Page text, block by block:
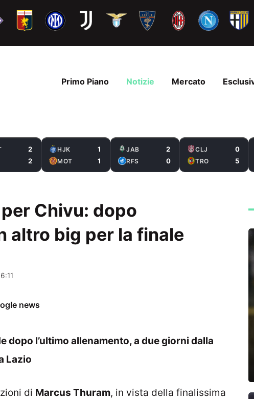
Primo Piano Notizie Mercato
2
2
HJK 1
MOT 1
JAB 2
RFS 0
CLJ 0
TRO 5
Chivu: dopo
altro big per la finale
news
dopo l’ultimo allenamento, a due giorni dalla
Lazio
di Marcus Thuram, in vista della finalissima